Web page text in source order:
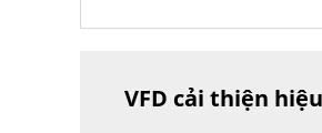
VFD cải thiện